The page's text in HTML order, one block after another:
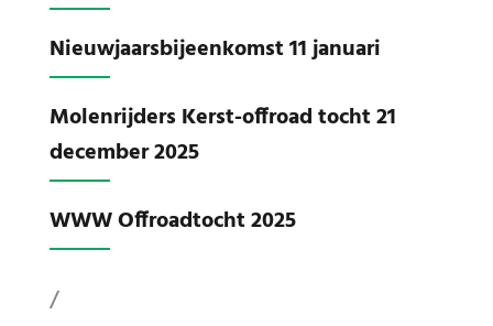
Nieuwjaarsbijeenkomst 11 januari
Molenrijders Kerst-offroad tocht 21
december 2025
WWW Offroadtocht 2025
/